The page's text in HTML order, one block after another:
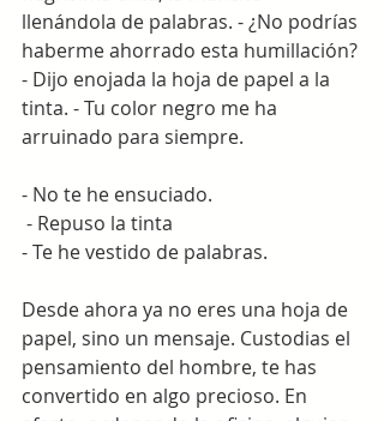
llenándola de palabras. - ¿No podrías
haberme ahorrado esta humillación?
- Dijo enojada la hoja de papel a la
tinta. - Tu color negro me ha
arruinado para siempre.
- No te he ensuciado.
- Repuso la tinta
- Te he vestido de palabras.
Desde ahora ya no eres una hoja de
papel, sino un mensaje. Custodias el
pensamiento del hombre, te has
convertido en algo precioso. En